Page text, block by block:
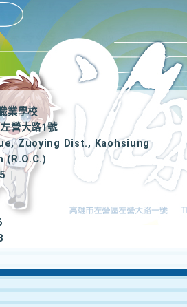
業學校
營大路1號
Zuoying Dist., Kaohsiung
(R.O.C.)
|